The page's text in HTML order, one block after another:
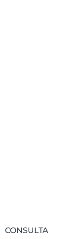
CONSULTA